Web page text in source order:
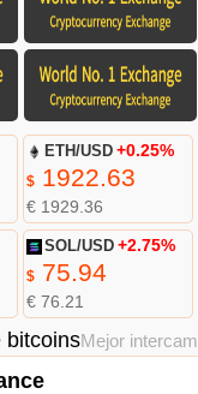
ETH/USD +0.25%
$ 1922.63
€ 1929.36
SOL/USD +2.75%
$ 75.94
€ 76.21
bitcoinsMejor